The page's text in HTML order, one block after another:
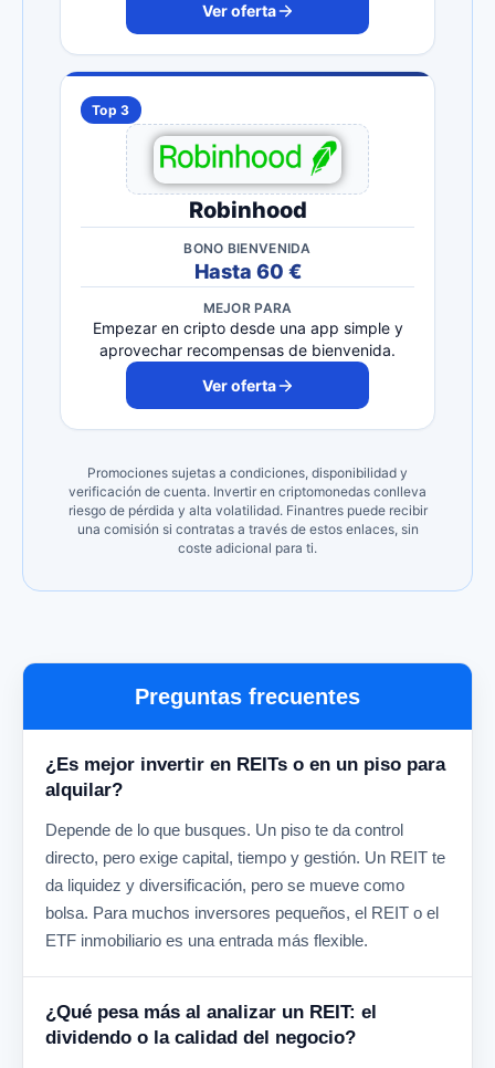
Ver oferta
Top 3
Robinhood
BONO BIENVENIDA
Hasta 60 €
MEJOR PARA
Empezar en cripto desde una app simple y
aprovechar recompensas de bienvenida.
Ver oferta
Promociones sujetas a condiciones, disponibilidad y
verificación de cuenta. Invertir en criptomonedas conlleva
riesgo de pérdida y alta volatilidad. Finantres puede recibir
una comisión si contratas a través de estos enlaces, sin
coste adicional para ti.
Preguntas frecuentes
¿Es mejor invertir en REITs o en un piso para
alquilar?
Depende de lo que busques. Un piso te da control
directo, pero exige capital, tiempo y gestión. Un REIT te
da liquidez y diversificación, pero se mueve como
bolsa. Para muchos inversores pequeños, el REIT o el
ETF inmobiliario es una entrada más flexible.
¿Qué pesa más al analizar un REIT: el
dividendo o la calidad del negocio?